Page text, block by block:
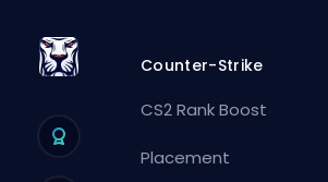
Counter-Strike
CS2 Rank Boost
Placement